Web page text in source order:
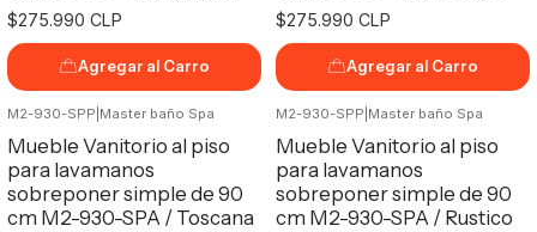
$275.990 CLP
Agregar al Carro
$275.990 CLP
Agregar al Carro
M2-930-SPP Master baño Spa
Mueble Vanitorio al piso
para lavamanos
sobreponer simple de 90
cm M2-930-SPA / Toscana
M2-930-SPP Master baño Spa
Mueble Vanitorio al piso
para lavamanos
sobreponer simple de 90
cm M2-930-SPA / Rustico